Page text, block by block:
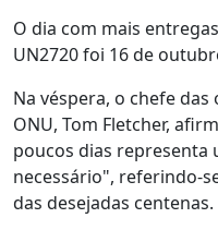
O dia com mais
UN2720 foi 16 de
Na véspera, o chefe
ONU, Tom Fletcher,
poucos dias representa
necessário", referindo-
das desejadas centenas.